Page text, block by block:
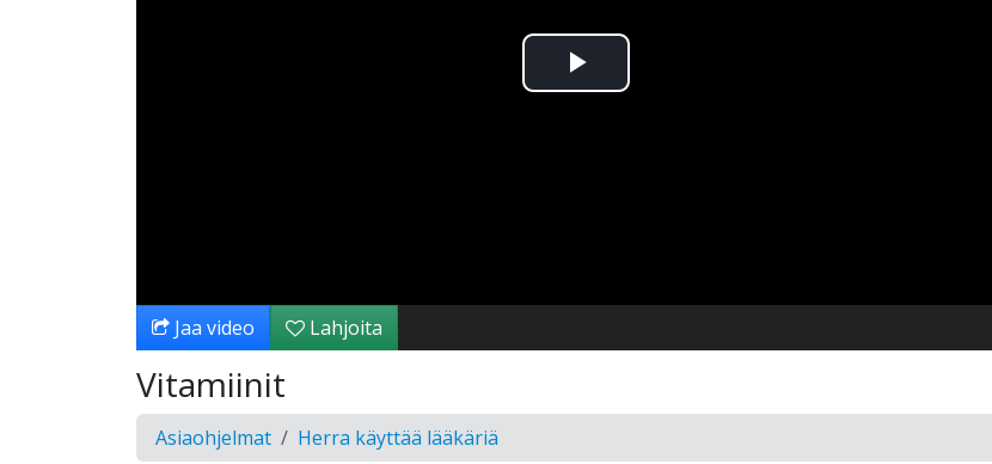
Toista
Jaa video Lahjoita
Vitamiinit
Asiaohjelmat Herra käyttää lääkäriä